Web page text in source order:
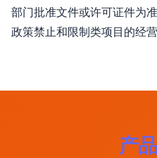
部门批准文件或许可证件为
政策禁止和限制类项目的经营
产